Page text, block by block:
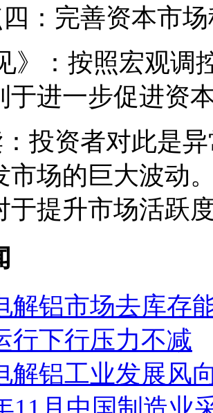
完善资本市场
：按照宏观调
于进一步促进资
资者对此是异
市场的巨大波动
于提升市场活跃
解铝市场去库存
行下行压力不减
解铝工业发展风